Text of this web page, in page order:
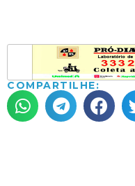
COMPARTILHE: